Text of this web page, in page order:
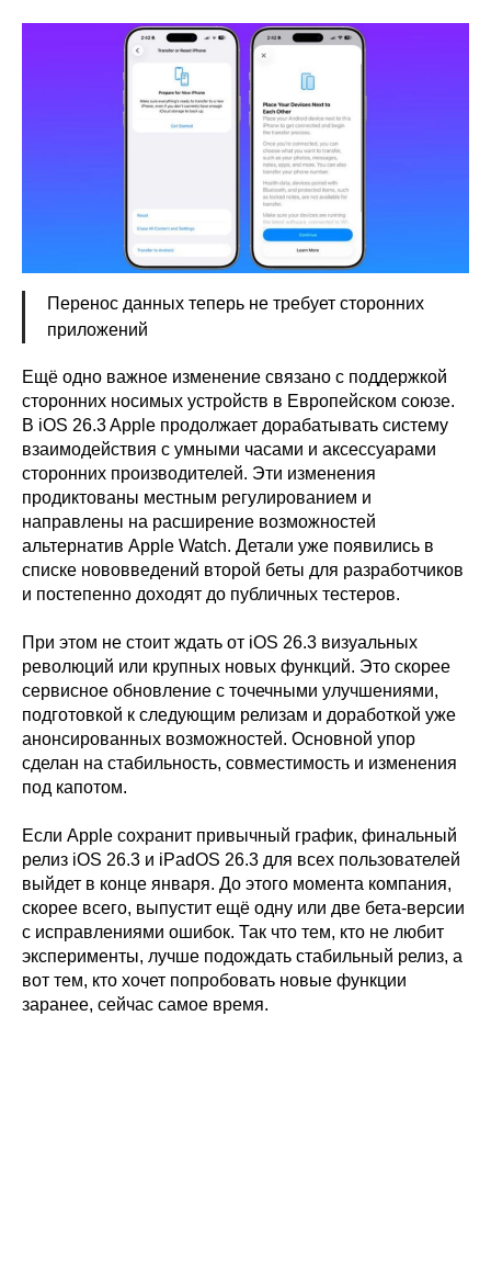
Перенос данных теперь не требует сторонних
приложений
Ещё одно важное изменение связано с поддержкой
сторонних носимых устройств в Европейском союзе.
В iOS 26.3 Apple продолжает дорабатывать систему
взаимодействия с умными часами и аксессуарами
сторонних производителей. Эти изменения
продиктованы местным регулированием и
направлены на расширение возможностей
альтернатив Apple Watch. Детали уже появились в
списке нововведений второй беты для разработчиков
и постепенно доходят до публичных тестеров.
При этом не стоит ждать от iOS 26.3 визуальных
революций или крупных новых функций. Это скорее
сервисное обновление с точечными улучшениями,
подготовкой к следующим релизам и доработкой уже
анонсированных возможностей. Основной упор
сделан на стабильность, совместимость и изменения
под капотом.
Если Apple сохранит привычный график, финальный
релиз iOS 26.3 и iPadOS 26.3 для всех пользователей
выйдет в конце января. До этого момента компания,
скорее всего, выпустит ещё одну или две бета-версии
с исправлениями ошибок. Так что тем, кто не любит
эксперименты, лучше подождать стабильный релиз, а
вот тем, кто хочет попробовать новые функции
заранее, сейчас самое время.